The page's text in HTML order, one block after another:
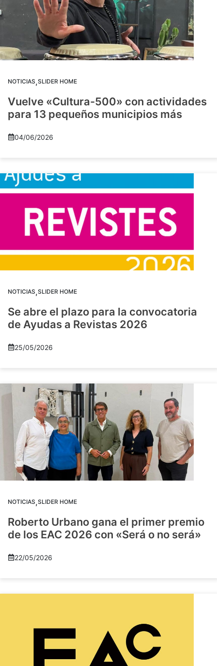
NOTICIAS,SLIDER HOME
Vuelve «Cultura-500» con actividades
para 13 pequeños municipios más
04/06/2026
NOTICIAS,SLIDER HOME
Se abre el plazo para la convocatoria
de Ayudas a Revistas 2026
25/05/2026
NOTICIAS,SLIDER HOME
Roberto Urbano gana el primer premio
de los EAC 2026 con «Será o no será»
22/05/2026